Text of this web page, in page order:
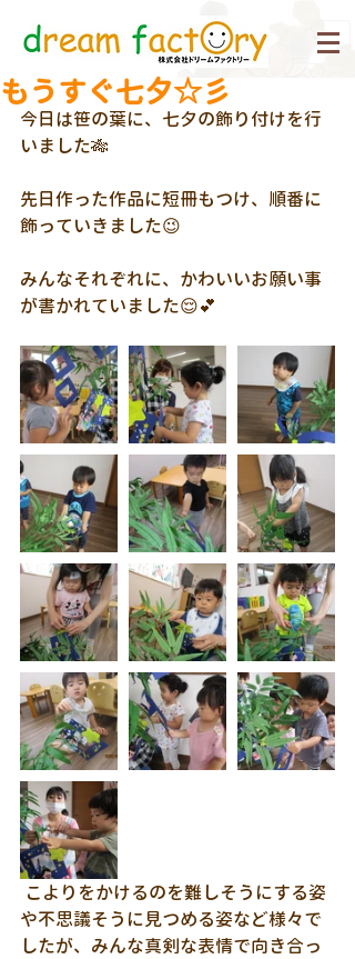
もうすぐ七夕☆彡
今日は笹の葉に、七夕の飾り付けを行
いました🎋
先日作った作品に短冊もつけ、順番に
飾っていきました😉
みんなそれぞれに、かわいいお願い事
が書かれていました😌💕
や不思議そうに見つめる姿など様々で
したが、みんな真剣な表情で向き合っ